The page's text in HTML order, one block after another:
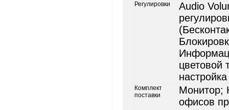
Регулировки
Audio
цветовой
Комплект
поставки
Монитор;
офисов